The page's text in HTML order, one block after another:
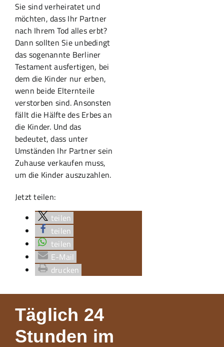
Sie sind verheiratet und
möchten, dass Ihr Partner
nach Ihrem Tod alles erbt?
Dann sollten Sie unbedingt
das sogenannte Berliner
Testament ausfertigen, bei
dem die Kinder nur erben,
wenn beide Elternteile
verstorben sind. Ansonsten
fällt die Hälfte des Erbes an
die Kinder. Und das
bedeutet, dass unter
Umständen Ihr Partner sein
Zuhause verkaufen muss,
um die Kinder auszuzahlen.
Jetzt teilen:
teilen
teilen
teilen
E-Mail
drucken
Täglich 24
Stunden im